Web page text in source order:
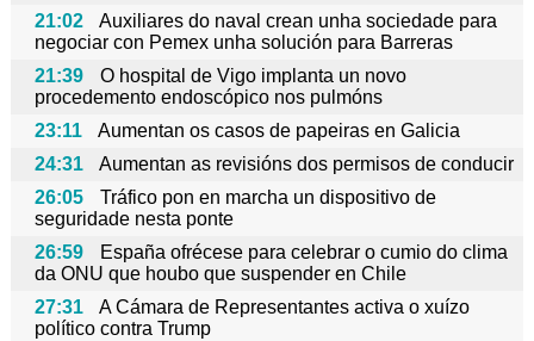
21:02
Auxiliares do naval crean unha sociedade para
negociar con Pemex unha solución para Barreras
21:39
O hospital de Vigo implanta un novo
procedemento endoscópico nos pulmóns
23:11
Aumentan os casos de papeiras en Galicia
24:31
Aumentan as revisións dos permisos de conducir
26:05
Tráfico pon en marcha un dispositivo de
seguridade nesta ponte
26:59
España ofrécese para celebrar o cumio do clima
da ONU que houbo que suspender en Chile
27:31
A Cámara de Representantes activa o xuízo
político contra Trump